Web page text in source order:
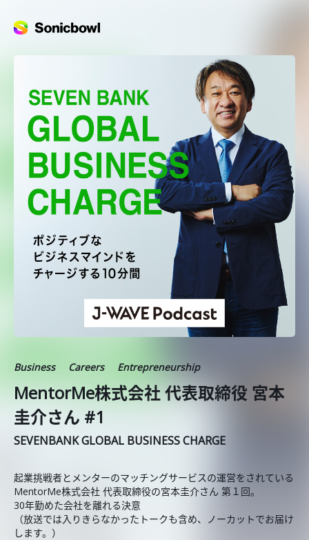
Business Careers Entrepreneurship
MentorMe株式会社 代表取締役 宮本
圭介さん #1
SEVENBANK GLOBAL BUSINESS CHARGE
起業挑戦者とメンターのマッチングサービスの運営をされている
MentorMe株式会社 代表取締役の宮本圭介さん 第１回。
30年勤めた会社を離れる決意
（放送では入りきらなかったトークも含め、ノーカットでお届け
します。）